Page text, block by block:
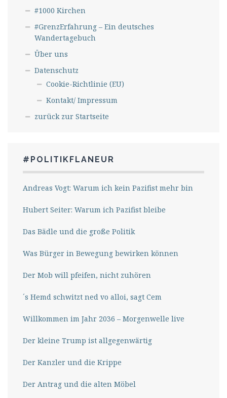
#1000 Kirchen
#GrenzErfahrung – Ein deutsches
Wandertagebuch
Über uns
Datenschutz
Cookie-Richtlinie (EU)
Kontakt/ Impressum
zurück zur Startseite
#POLITIKFLANEUR
Andreas Vogt: Warum ich kein Pazifist mehr bin
Hubert Seiter: Warum ich Pazifist bleibe
Das Bädle und die große Politik
Was Bürger in Bewegung bewirken können
Der Mob will pfeifen, nicht zuhören
´s Hemd schwitzt ned vo alloi, sagt Cem
Willkommen im Jahr 2036 – Morgenwelle live
Der kleine Trump ist allgegenwärtig
Der Kanzler und die Krippe
Der Antrag und die alten Möbel